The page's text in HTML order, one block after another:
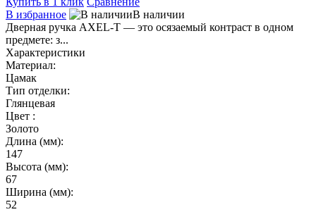
В избранное
В наличии
Дверная ручка AXEL-T — это осязаемый контраст в одном
предмете: з...
Характеристики
Материал:
Цамак
Тип отделки:
Глянцевая
Цвет :
Золото
Длина (мм):
147
Высота (мм):
67
Ширина (мм):
52